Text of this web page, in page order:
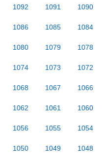
1092 1091 1090
1086 1085 1084
1080 1079 1078
1074 1073 1072
1068 1067 1066
1062 1061 1060
1056 1055 1054
1050 1049 1048